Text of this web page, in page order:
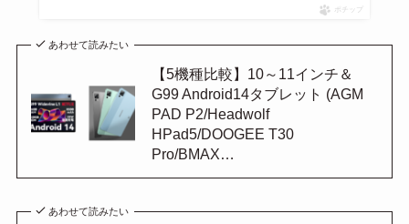
ポチップ
あわせて読みたい
【5機種比較】10～11インチ＆
G99 Android14タブレット (AGM
PAD P2/Headwolf
HPad5/DOOGEE T30
Pro/BMAX…
あわせて読みたい